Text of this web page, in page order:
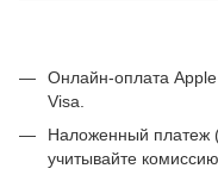
Онлайн-оплата
Visa.
Наложенный платеж
учитывайте